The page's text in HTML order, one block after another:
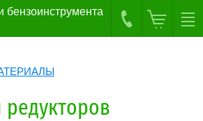
бензоинструмента
редукторов